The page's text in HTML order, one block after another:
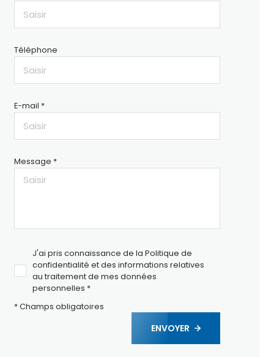
Téléphone
E-mail *
Message *
J'ai pris connaissance de la Politique de
confidentialité et des informations relatives
au traitement de mes données
personnelles *
* Champs obligatoires
ENVOYER